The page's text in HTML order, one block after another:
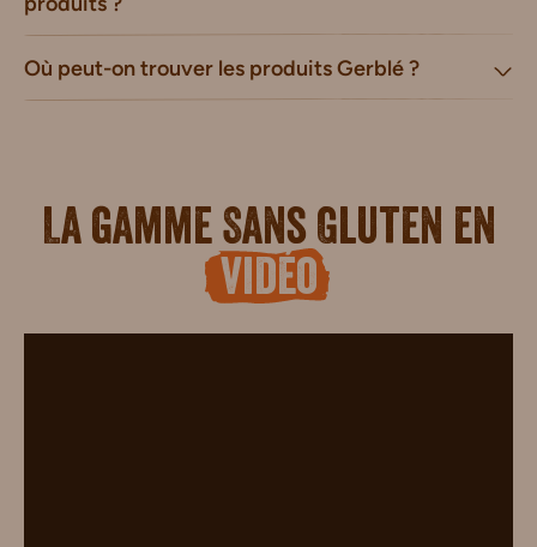
Où peut-on trouver les produits Gerblé ?
La gamme Sans Gluten en
vidéo